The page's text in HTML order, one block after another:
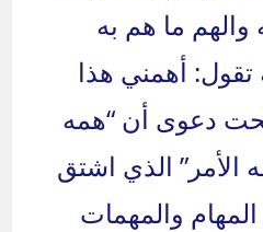
ما هم به
أهمني هذا
دعوى أن “همه
الأمر” الذي اشتق
والمهمات